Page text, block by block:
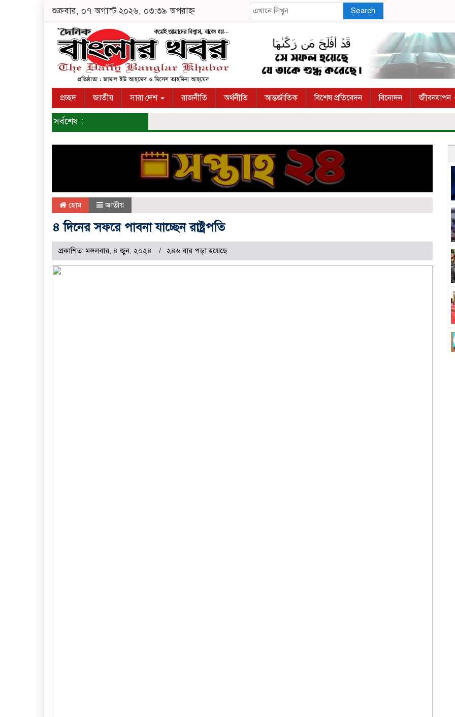
শুক্রবার, ০৭ অগাস্ট ২০২৬, ০৩:৩৯ অপরাহ্ন Search
প্রচ্ছদ জাতীয় সারা দেশ রাজনীতি অর্থনীতি আন্তর্জাতিক বিশেষ প্রতিবেদন বিনোদন জীবনযাপন
সর্বশেষ :
হোম জাতীয়
৪ দিনের সফরে পাবনা যাচ্ছেন রাষ্ট্রপতি
প্রকাশিত: মঙ্গলবার, ৪ জুন, ২০২৪ ২৪৬ বার পড়া হয়েছে